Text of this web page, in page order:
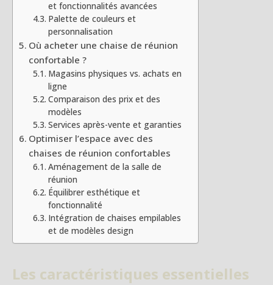
et fonctionnalités avancées
Palette de couleurs et
personnalisation
Où acheter une chaise de réunion
confortable ?
Magasins physiques vs. achats en
ligne
Comparaison des prix et des
modèles
Services après-vente et garanties
Optimiser l’espace avec des
chaises de réunion confortables
Aménagement de la salle de
réunion
Équilibrer esthétique et
fonctionnalité
Intégration de chaises empilables
et de modèles design
Les caractéristiques essentielles